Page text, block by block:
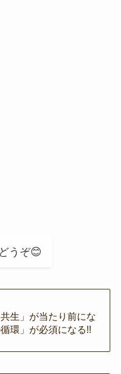
うぞ😊
生」が当たり前にな
環」が必須になる!!